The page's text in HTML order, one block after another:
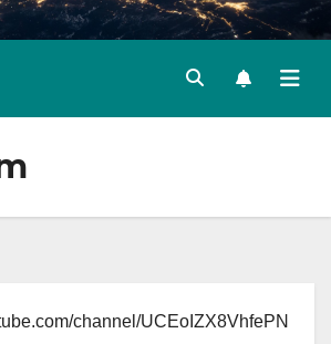
channel/UCEoIZX8VhfePN